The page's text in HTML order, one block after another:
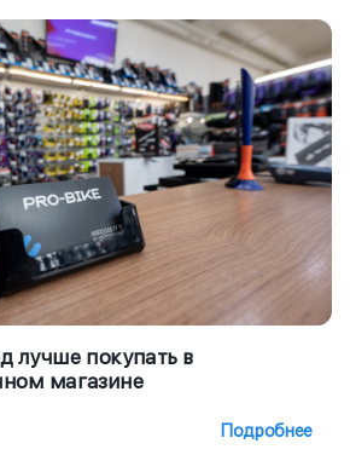
лучше покупать в
магазине
Подробнее